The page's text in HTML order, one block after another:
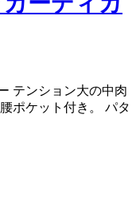
テンション大の中肉
ポケット付き。 パタ